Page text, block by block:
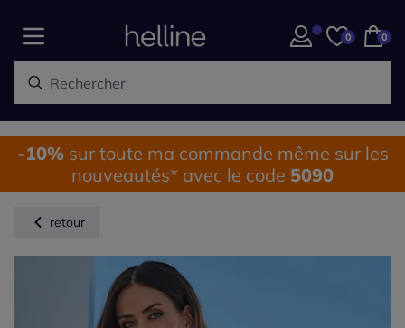
0 0
-10%sur toute ma commande même sur les
nouveautés* avec le code 5090
retour